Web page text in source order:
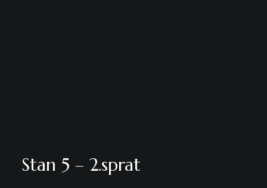
Stan 5 – 2.sprat